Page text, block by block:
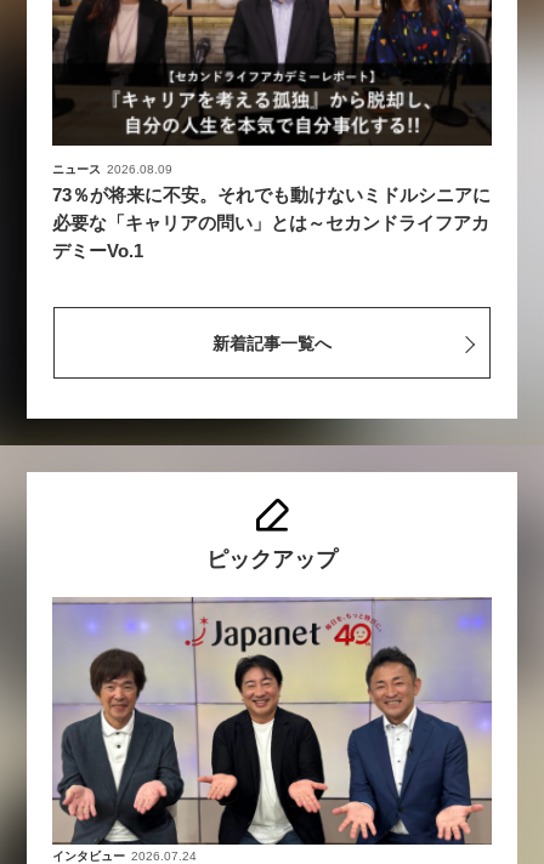
ニュース 2026.08.09
73％が将来に不安。それでも動けないミドルシニアに
必要な「キャリアの問い」とは～セカンドライフアカ
デミーVo.1
新着記事一覧へ
ピックアップ
インタビュー 2026.07.24